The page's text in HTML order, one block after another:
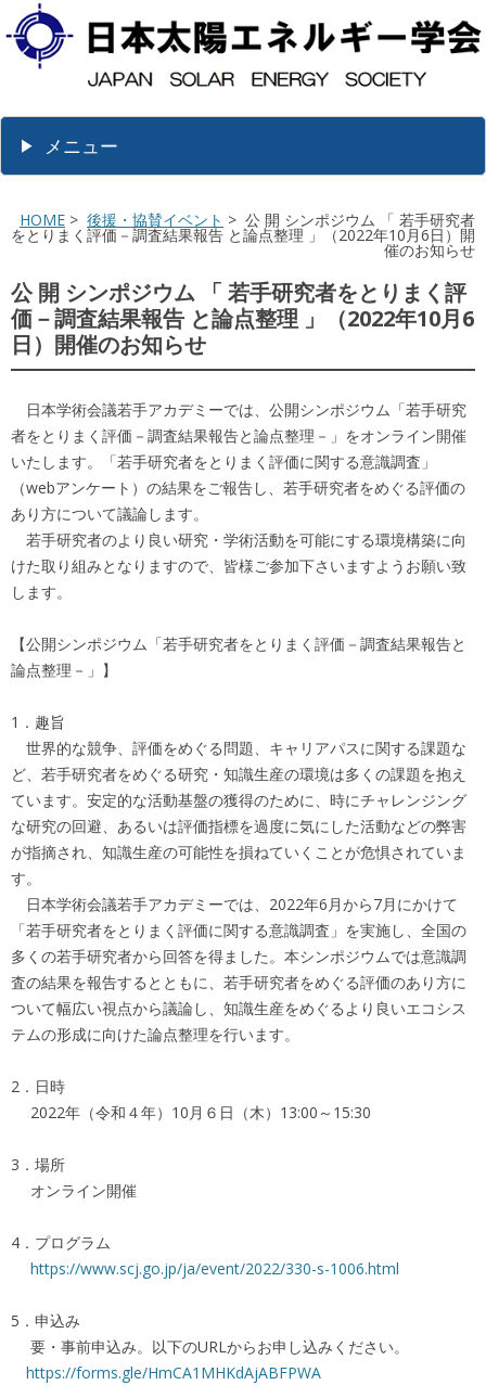
メニュー
HOME > 後援・協賛イベント > 公 開 シンポジウム 「 若手研究者
をとりまく評価－調査結果報告 と論点整理 」（2022年10月6日）開
催のお知らせ
公 開 シンポジウム 「 若手研究者をとりまく評
価－調査結果報告 と論点整理 」（2022年10月6
日）開催のお知らせ
日本学術会議若手アカデミーでは、公開シンポジウム「若手研究
者をとりまく評価－調査結果報告と論点整理－」をオンライン開催
いたします。「若手研究者をとりまく評価に関する意識調査」
（webアンケート）の結果をご報告し、若手研究者をめぐる評価の
あり方について議論します。
若手研究者のより良い研究・学術活動を可能にする環境構築に向
けた取り組みとなりますので、皆様ご参加下さいますようお願い致
します。
【公開シンポジウム「若手研究者をとりまく評価－調査結果報告と
論点整理－」】
1．趣旨
世界的な競争、評価をめぐる問題、キャリアパスに関する課題な
ど、若手研究者をめぐる研究・知識生産の環境は多くの課題を抱え
ています。安定的な活動基盤の獲得のために、時にチャレンジング
な研究の回避、あるいは評価指標を過度に気にした活動などの弊害
が指摘され、知識生産の可能性を損ねていくことが危惧されていま
す。
日本学術会議若手アカデミーでは、2022年6月から7月にかけて
「若手研究者をとりまく評価に関する意識調査」を実施し、全国の
多くの若手研究者から回答を得ました。本シンポジウムでは意識調
査の結果を報告するとともに、若手研究者をめぐる評価のあり方に
ついて幅広い視点から議論し、知識生産をめぐるより良いエコシス
テムの形成に向けた論点整理を行います。
2．日時
2022年（令和４年）10月６日（木）13:00～15:30
3．場所
オンライン開催
4．プログラム
https://www.scj.go.jp/ja/event/2022/330-s-1006.html
5．申込み
要・事前申込み。以下のURLからお申し込みください。
https://forms.gle/HmCA1MHKdAjABFPWA